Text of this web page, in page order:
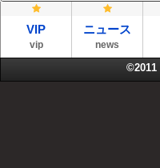
VIP
vip
ニュース
news
©2011